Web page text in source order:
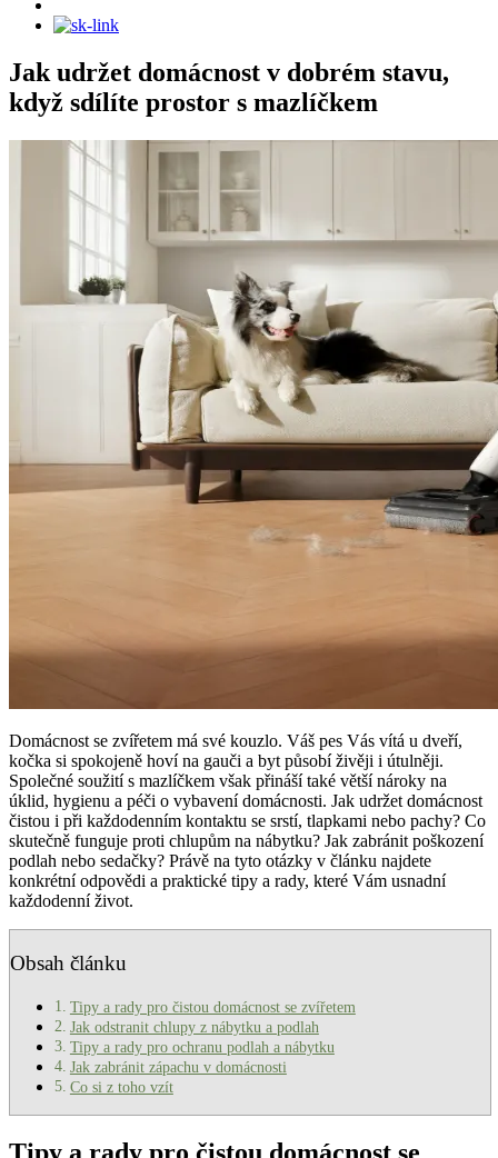
Jak udržet domácnost v dobrém stavu,
když sdílíte prostor s mazlíčkem
Domácnost se zvířetem má své kouzlo. Váš pes Vás vítá u dveří,
kočka si spokojeně hoví na gauči a byt působí živěji i útulněji.
Společné soužití s mazlíčkem však přináší také větší nároky na
úklid, hygienu a péči o vybavení domácnosti. Jak udržet domácnost
čistou i při každodenním kontaktu se srstí, tlapkami nebo pachy? Co
skutečně funguje proti chlupům na nábytku? Jak zabránit poškození
podlah nebo sedačky? Právě na tyto otázky v článku najdete
konkrétní odpovědi a praktické tipy a rady, které Vám usnadní
každodenní život.
Obsah článku
Tipy a rady pro čistou domácnost se zvířetem
Jak odstranit chlupy z nábytku a podlah
Tipy a rady pro ochranu podlah a nábytku
Jak zabránit zápachu v domácnosti
Co si z toho vzít